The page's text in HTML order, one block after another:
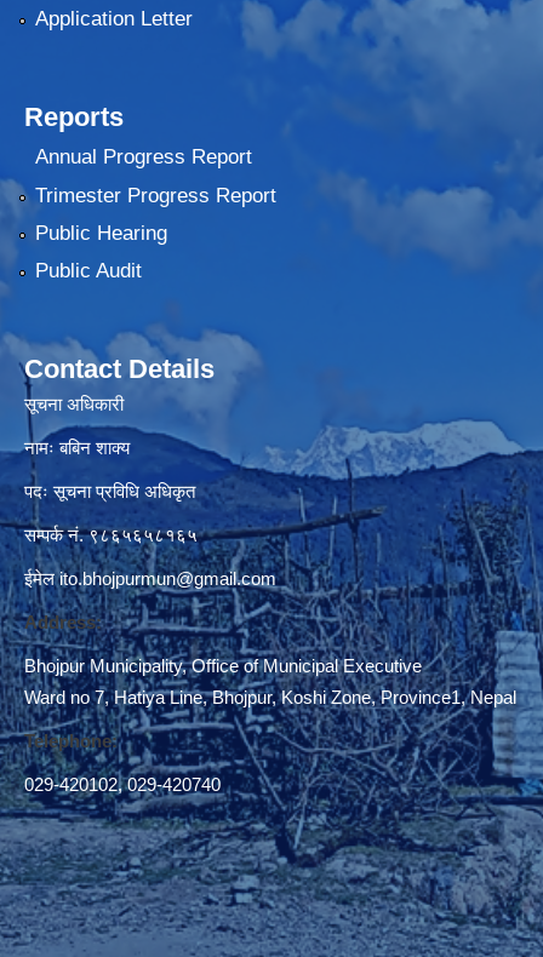
Application Letter
Reports
Annual Progress Report
Trimester Progress Report
Public Hearing
Public Audit
Contact Details
सूचना अधिकारी
नामः बबिन शाक्य
पदः सूचना प्रविधि अधिकृत
सम्पर्क नं. ९८६५६५८१६५
ईमेलito.bhojpurmun@gmail.com
Address:
Bhojpur Municipality, Office of Municipal Executive
Ward no 7, Hatiya Line, Bhojpur, Koshi Zone, Province1, Nepal
Telephone:
029-420102,029-420740